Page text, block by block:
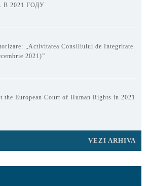
2021 ГОДУ
„Activitatea Consiliului de Integritate
2021)”
the European Court of Human Rights in 2021
VEZI ARHIVA